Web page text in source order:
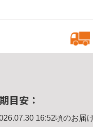
目安：
16:52頃のお届